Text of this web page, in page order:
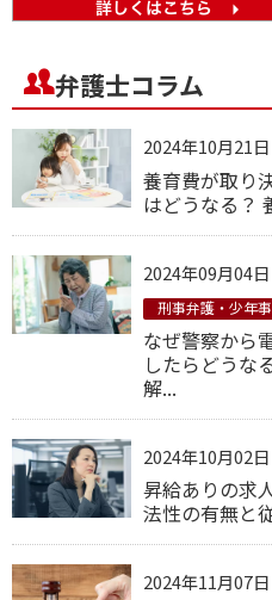
弁護士コラム
2024年10月21日
養育費が取り
はどうなる？
2024年09月04日
刑事弁護・少年
なぜ警察から
したらどうな
解...
2024年10月02日
昇給ありの求
法性の有無と
2024年11月07日